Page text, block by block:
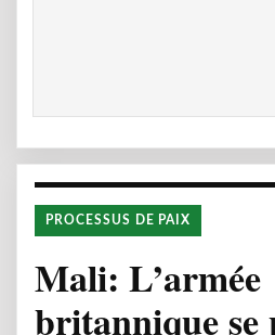
PROCESSUS DE PAIX
Mali: L’armée
britannique se